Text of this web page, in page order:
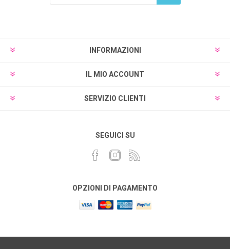
INFORMAZIONI
IL MIO ACCOUNT
SERVIZIO CLIENTI
SEGUICI SU
OPZIONI DI PAGAMENTO